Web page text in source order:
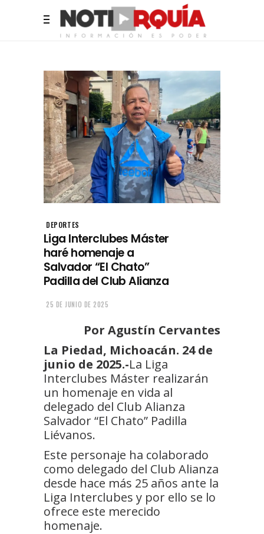
DEPORTES
Liga Interclubes Máster
haré homenaje a
Salvador “El Chato”
Padilla del Club Alianza
25 DE JUNIO DE 2025
Por Agustín Cervantes
La Piedad, Michoacán. 24 de
junio de 2025.-La Liga
Interclubes Máster realizarán
un homenaje en vida al
delegado del Club Alianza
Salvador “El Chato” Padilla
Liévanos.
Este personaje ha colaborado
como delegado del Club Alianza
desde hace más 25 años ante la
Liga Interclubes y por ello se lo
ofrece este merecido
homenaje.